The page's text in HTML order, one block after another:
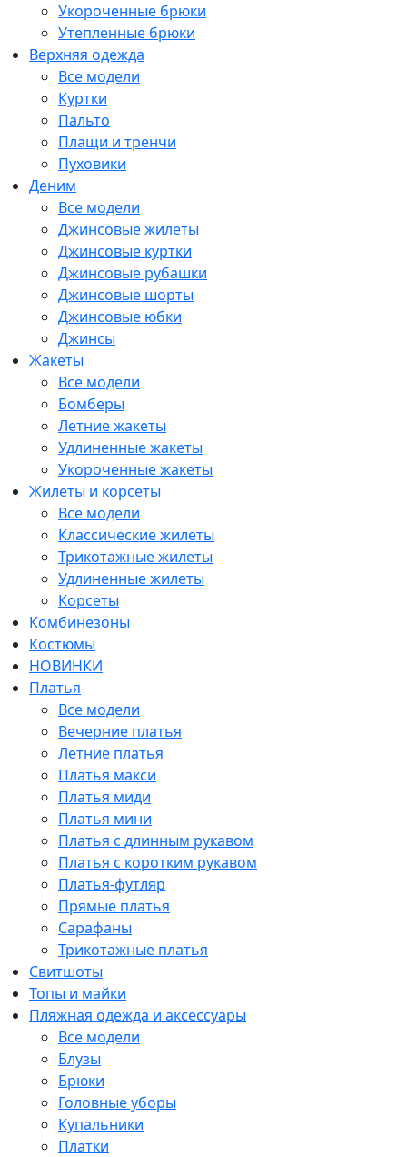
Укороченные брюки
Утепленные брюки
Верхняя одежда
Все модели
Куртки
Пальто
Плащи и тренчи
Пуховики
Деним
Все модели
Джинсовые жилеты
Джинсовые куртки
Джинсовые рубашки
Джинсовые шорты
Джинсовые юбки
Джинсы
Жакеты
Все модели
Бомберы
Летние жакеты
Удлиненные жакеты
Укороченные жакеты
Жилеты и корсеты
Все модели
Классические жилеты
Трикотажные жилеты
Удлиненные жилеты
Корсеты
Комбинезоны
Костюмы
НОВИНКИ
Платья
Все модели
Вечерние платья
Летние платья
Платья макси
Платья миди
Платья мини
Платья с длинным рукавом
Платья с коротким рукавом
Платья-футляр
Прямые платья
Сарафаны
Трикотажные платья
Свитшоты
Топы и майки
Пляжная одежда и аксессуары
Все модели
Блузы
Брюки
Головные уборы
Купальники
Платки